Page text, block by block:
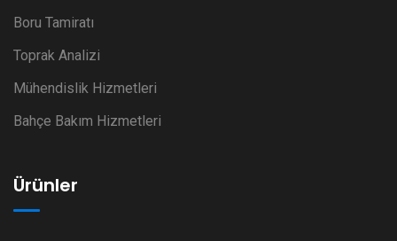
Boru Tamiratı
Toprak Analizi
Mühendislik Hizmetleri
Bahçe Bakım Hizmetleri
Ürünler